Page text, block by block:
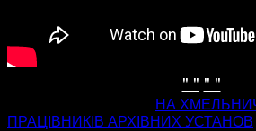
" " " "
НА
ПРАЦІВНИКІВ АРХІВНИХ УСТАНОВ